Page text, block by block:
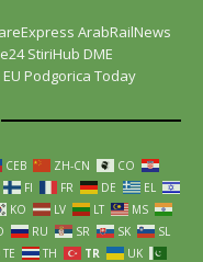
ArabRailNews
StiriHub DME
Podgorica Today
CEB ZH-CN
CO
FI FR DE
EL
KO LV LT
MS
RU SR SK
SL
TE TH TR
UK